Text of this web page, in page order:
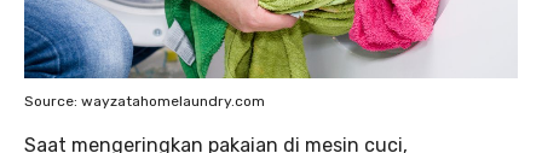
Source: wayzatahomelaundry.com
Saat mengeringkan pakaian di mesin cuci,